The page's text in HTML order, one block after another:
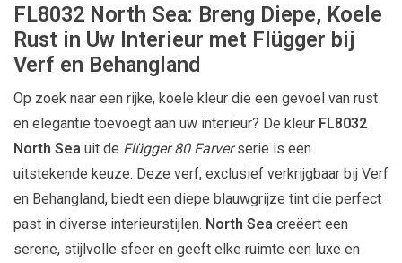
FL8032 North Sea: Breng Diepe, Koele
Rust in Uw Interieur met Flügger bij
Verf en Behangland
Op zoek naar een rijke, koele kleur die een gevoel van rust
en elegantie toevoegt aan uw interieur? De kleur FL8032
North Sea uit de Flügger 80 Farverserie is een
uitstekende keuze. Deze verf, exclusief verkrijgbaar bij Verf
en Behangland, biedt een diepe blauwgrijze tint die perfect
past in diverse interieurstijlen. North Sea creëert een
serene, stijlvolle sfeer en geeft elke ruimte een luxe en